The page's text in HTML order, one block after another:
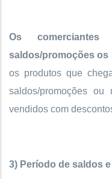
Os
saldos/promoções os
os produtos que
saldos/promoções
vendidos com
3) Período de saldos